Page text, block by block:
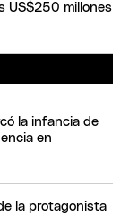
US$250 millones
la infancia de
en
la protagonista